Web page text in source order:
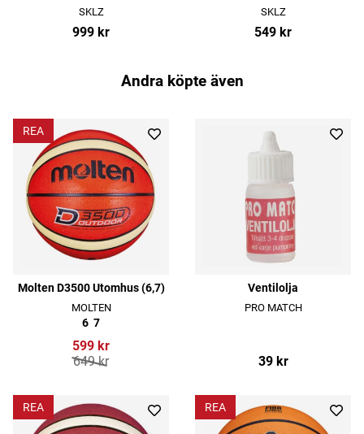
SKLZ
999 kr
SKLZ
549 kr
Andra köpte även
REA
Molten D3500 Utomhus (6,7)
MOLTEN
6 7
599 kr
649 kr
Ventilolja
PRO MATCH
39 kr
REA REA